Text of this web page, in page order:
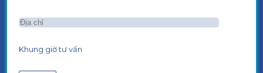
Khung giờ tư vấn